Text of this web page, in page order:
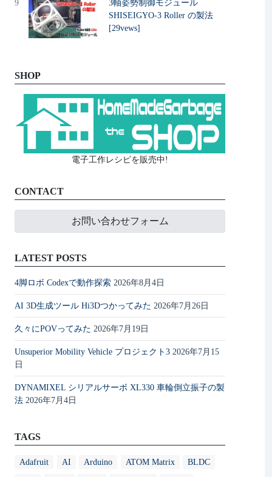
9
3軸姿勢制御モジュール
SHISEIGYO-3 Roller の製法
[29vews]
SHOP
電子工作レシピを販売中!
CONTACT
お問い合わせフォーム
LATEST POSTS
4脚ロボ Codexで動作探索 2026年8月4日
AI 3D生成ツール Hi3Dつかってみた 2026年7月26日
久々にPOVってみた 2026年7月19日
Unsuperior Mobility Vehicle プロジェクト3 2026年7月15
日
DYNAMIXEL シリアルサーボ XL330 車輪倒立振子の製
法 2026年7月4日
TAGS
Adafruit AI Arduino ATOM Matrix BLDC